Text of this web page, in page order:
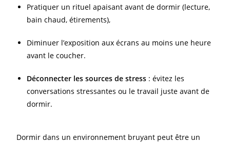
Pratiquer un rituel apaisant avant de dormir (lecture,
bain chaud, étirements),
Diminuer l’exposition aux écrans au moins une heure
avant le coucher.
Déconnecter les sources de stress : évitez les
conversations stressantes ou le travail juste avant de
dormir.
Dormir dans un environnement bruyant peut être un